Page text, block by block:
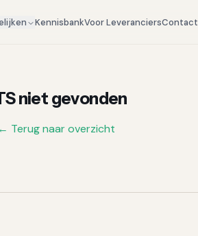
KennisbankVoor LeveranciersContact
niet gevonden
← Terug naar overzicht